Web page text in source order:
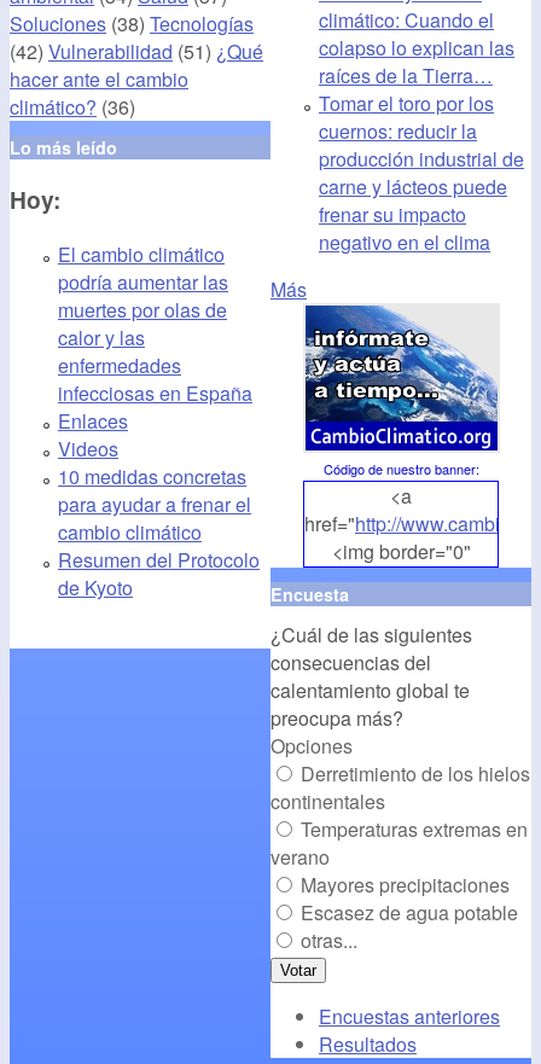
Soluciones (38) Tecnologías
(42) Vulnerabilidad (51) ¿Qué
hacer ante el cambio
climático? (36)
Lo más leído
Hoy:
El cambio climático
podría aumentar las
muertes por olas de
calor y las
enfermedades
infecciosas en España
Enlaces
Videos
10 medidas concretas
para ayudar a frenar el
cambio climático
Resumen del Protocolo
de Kyoto
climático: Cuando el
colapso lo explican las
raíces de la Tierra…
Tomar el toro por los
cuernos: reducir la
producción industrial de
carne y lácteos puede
frenar su impacto
negativo en el clima
Más
Código de nuestro banner:
<a
href="http://
<img border="0"
align="middle"
src="http://
alt="CambioClimatico.org"
/></a>
Encuesta
¿Cuál de las siguientes
consecuencias del
calentamiento global te
preocupa más?
Opciones
Derretimiento de los hielos
continentales
Temperaturas extremas en
verano
Mayores precipitaciones
Escasez de agua potable
otras...
Encuestas anteriores
Resultados